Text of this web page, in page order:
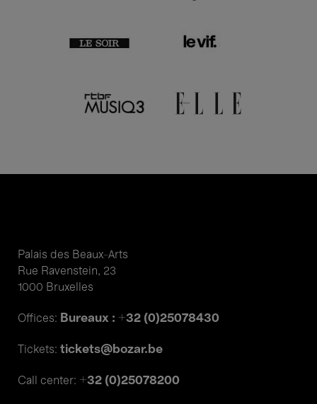
Palais des Beaux-Arts
Rue Ravenstein, 23
1000 Bruxelles
Offices: Bureaux : +32 (0)25078430
Tickets: tickets@bozar.be
Call center: +32 (0)25078200